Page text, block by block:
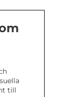
till